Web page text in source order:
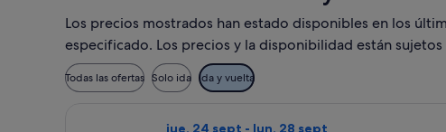
Los precios mostrados han estado disponibles en los
especificado. Los precios y la disponibilidad están
Todas las ofertas Solo ida Ida y vuelta
jue, 24 sept - lun, 28 sept